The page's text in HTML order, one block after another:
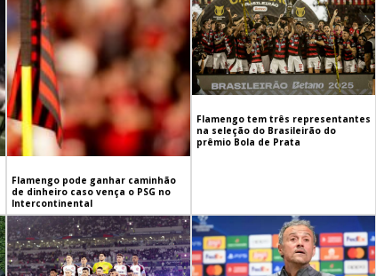
Flamengo pode ganhar caminhão
de dinheiro caso vença o PSG no
Intercontinental
Flamengo tem três representantes
na seleção do Brasileirão do
prêmio Bola de Prata